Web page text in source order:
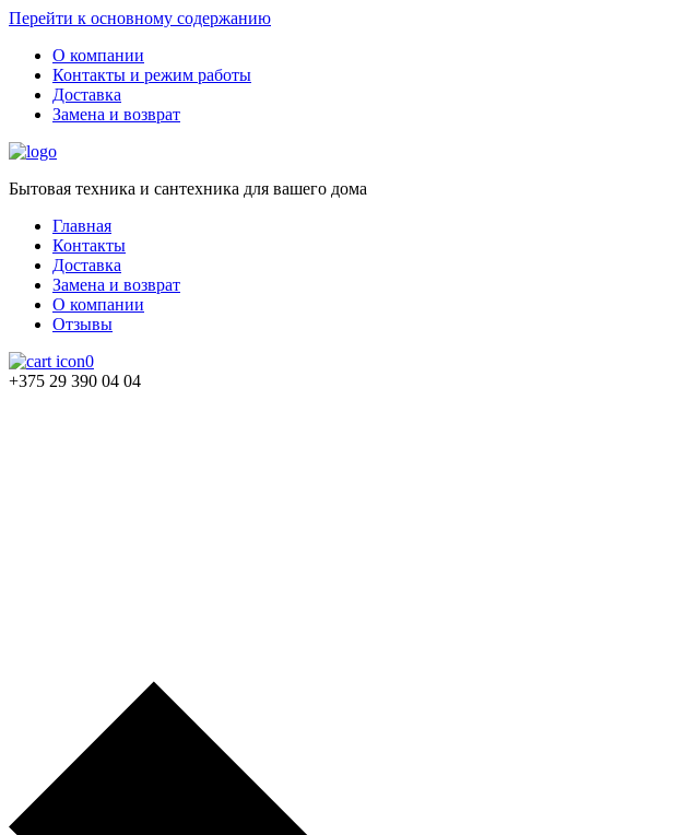
Перейти к основному содержанию
О компании
Контакты и режим работы
Доставка
Замена и возврат
Бытовая техника и сантехника для вашего дома
Главная
Контакты
Доставка
Замена и возврат
О компании
Отзывы
0
+375 29 390 04 04